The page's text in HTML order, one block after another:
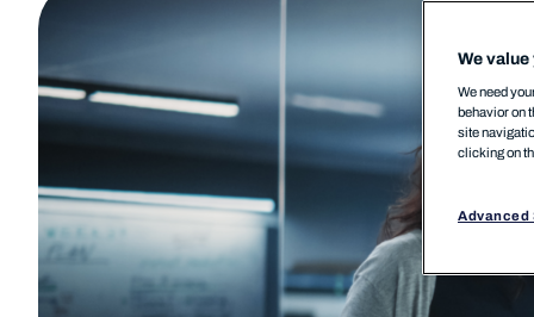
We
We need
behavior on
site
clicking on
Advanced